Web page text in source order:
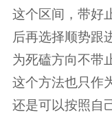
这个区间，带好
后再选择顺势跟
为死磕方向不带
这个方法也只作
还是可以按照自